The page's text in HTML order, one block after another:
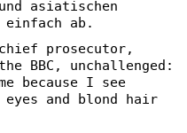
asiatischen
einfach ab.
prosecutor,
BBC, unchallenged:
because I see
eyes and blond hair